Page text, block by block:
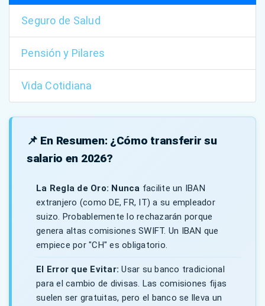
Seguro de Salud
Pensión y Pilares
Vida Cotidiana
📌 En Resumen: ¿Cómo transferir su
salario en 2026?
La Regla de Oro: Nunca facilite un IBAN
extranjero (como DE, FR, IT) a su empleador
suizo. Probablemente lo rechazarán porque
genera altas comisiones SWIFT. Un IBAN que
empiece por "CH" es obligatorio.
El Error que Evitar: Usar su banco tradicional
para el cambio de divisas. Las comisiones fijas
suelen ser gratuitas, pero el banco se lleva un